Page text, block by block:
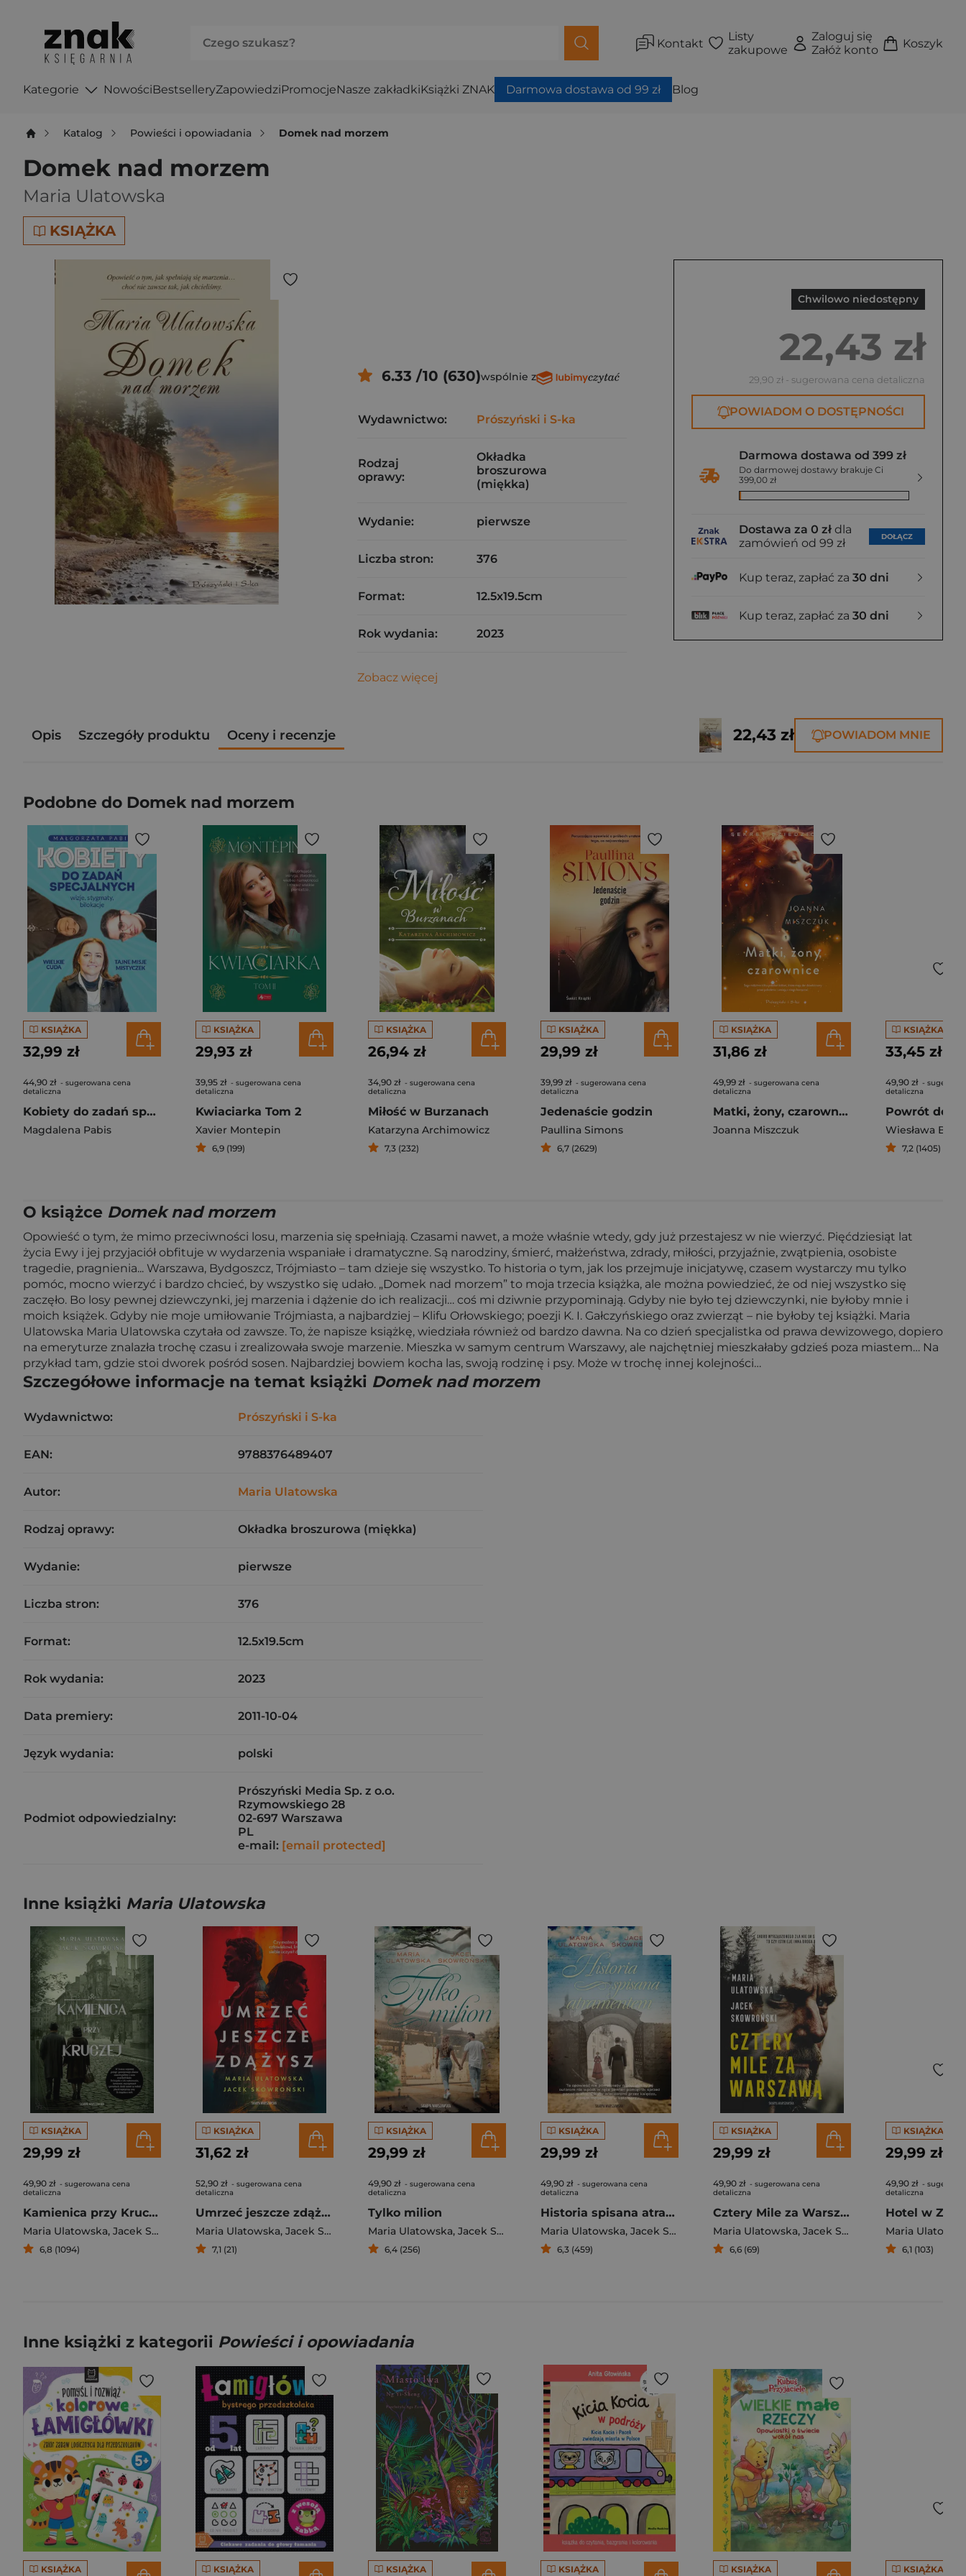
Kontakt
Listy
zakupowe
Zaloguj się
Załóż konto
Koszyk
Kategorie NowościBestselleryZapowiedziPromocjeNasze zakładkiKsiążki ZNAK Darmowa dostawa od 99 zł Blog
Katalog Powieści i opowiadania Domek nad morzem
Domek nad morzem
Maria Ulatowska
KSIĄŻKA
Chwilowo niedostępny
22,43 zł
29,90 zł - sugerowana cena detaliczna
POWIADOM O DOSTĘPNOŚCI
Darmowa dostawa od 399 zł
Do darmowej dostawy brakuje Ci
399,00 zł
Dostawa za 0 zł dla
zamówień od 99 zł
DOŁĄCZ
Kup teraz, zapłać za 30 dni
Kup teraz, zapłać za 30 dni
6.33 /10 (630)wspólnie z
Wydawnictwo: Prószyński i S-ka
Rodzaj
oprawy:
Okładka
broszurowa
(miękka)
Wydanie: pierwsze
Liczba stron: 376
Format: 12.5x19.5cm
Rok wydania: 2023
Zobacz więcej
Opis Szczegóły produktu Oceny i recenzje 22,43 zł POWIADOM MNIE
Podobne do Domek nad morzem
KSIĄŻKA
32,99 zł
44,90 zł - sugerowana cena
detaliczna
Kobiety do zadań specjalnych
Magdalena Pabis
KSIĄŻKA
29,93 zł
39,95 zł - sugerowana cena
detaliczna
Kwiaciarka Tom 2
Xavier Montepin
6,9 (199)
KSIĄŻKA
26,94 zł
34,90 zł - sugerowana cena
detaliczna
Miłość w Burzanach
Katarzyna Archimowicz
7,3 (232)
KSIĄŻKA
29,99 zł
39,99 zł - sugerowana cena
detaliczna
Jedenaście godzin
Paullina Simons
6,7 (2629)
KSIĄŻKA
31,86 zł
49,99 zł - sugerowana cena
detaliczna
Matki, żony, czarownice
Joanna Miszczuk
KSIĄŻKA
33,45 zł
49,90 zł -
detaliczna
Powrót do
Wiesława
7,2 (1405)
O książce Domek nad morzem
Opowieść o tym, że mimo przeciwności losu, marzenia się spełniają. Czasami nawet, a może właśnie wtedy, gdy już przestajesz w nie wierzyć. Pięćdziesiąt lat
życia Ewy i jej przyjaciół obfituje w wydarzenia wspaniałe i dramatyczne. Są narodziny, śmierć, małżeństwa, zdrady, miłości, przyjaźnie, zwątpienia, osobiste
tragedie, pragnienia... Warszawa, Bydgoszcz, Trójmiasto – tam dzieje się wszystko. To historia o tym, jak los przejmuje inicjatywę, czasem wystarczy mu tylko
pomóc, mocno wierzyć i bardzo chcieć, by wszystko się udało. „Domek nad morzem” to moja trzecia książka, ale można powiedzieć, że od niej wszystko się
zaczęło. Bo losy pewnej dziewczynki, jej marzenia i dążenie do ich realizacji… coś mi dziwnie przypominają. Gdyby nie było tej dziewczynki, nie byłoby mnie i
moich książek. Gdyby nie moje umiłowanie Trójmiasta, a najbardziej – Klifu Orłowskiego; poezji K. I. Gałczyńskiego oraz zwierząt – nie byłoby tej książki. Maria
Ulatowska Maria Ulatowska czytała od zawsze. To, że napisze książkę, wiedziała również od bardzo dawna. Na co dzień specjalistka od prawa dewizowego, dopiero
na emeryturze znalazła trochę czasu i zrealizowała swoje marzenie. Mieszka w samym centrum Warszawy, ale najchętniej mieszkałaby gdzieś poza miastem… Na
przykład tam, gdzie stoi dworek pośród sosen. Najbardziej bowiem kocha las, swoją rodzinę i psy. Może w trochę innej kolejności…
Szczegółowe informacje na temat książki Domek nad morzem
Wydawnictwo: Prószyński i S-ka
EAN: 9788376489407
Autor: Maria Ulatowska
Rodzaj oprawy: Okładka broszurowa (miękka)
Wydanie: pierwsze
Liczba stron: 376
Format: 12.5x19.5cm
Rok wydania: 2023
Data premiery: 2011-10-04
Język wydania: polski
Podmiot odpowiedzialny:
Prószyński Media Sp. z o.o.
Rzymowskiego 28
02-697 Warszawa
PL
e-mail: [email protected]
Inne książki Maria Ulatowska
KSIĄŻKA
29,99 zł
49,90 zł - sugerowana cena
detaliczna
Kamienica przy Kruczej
Maria Ulatowska, Jacek Skowroński
6,8 (1094)
KSIĄŻKA
31,62 zł
52,90 zł - sugerowana cena
detaliczna
Umrzeć jeszcze zdążysz
Maria Ulatowska, Jacek Skowroński
7,1 (21)
KSIĄŻKA
29,99 zł
49,90 zł - sugerowana cena
detaliczna
Tylko milion
Maria Ulatowska, Jacek Skowroński
6,4 (256)
KSIĄŻKA
29,99 zł
49,90 zł - sugerowana cena
detaliczna
Historia spisana atramentem
Maria Ulatowska, Jacek Skowroński
6,3 (459)
KSIĄŻKA
29,99 zł
49,90 zł - sugerowana cena
detaliczna
Cztery Mile za Warszawą
Maria Ulatowska, Jacek Skowroński
6,6 (69)
KSIĄŻKA
29,99 zł
49,90 zł -
detaliczna
Hotel w
Maria
6,1 (103)
Inne książki z kategorii Powieści i opowiadania
KSIĄŻKA KSIĄŻKA KSIĄŻKA KSIĄŻKA KSIĄŻKA KSIĄŻKA